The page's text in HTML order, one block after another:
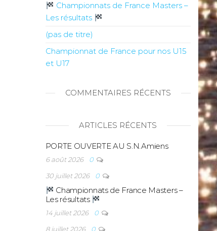
Championnats de France Masters –
Les résultats
(pas de titre)
Championnat de France pour nos U15
et U17
COMMENTAIRES RÉCENTS
ARTICLES RÉCENTS
PORTE OUVERTE AU S.N.Amiens
6 août 2026
0
30 juillet 2026
0
Championnats de France Masters –
Les résultats
14 juillet 2026
0
8 juillet 2026
0